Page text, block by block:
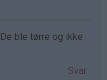
ble tørre og ikke
Svar